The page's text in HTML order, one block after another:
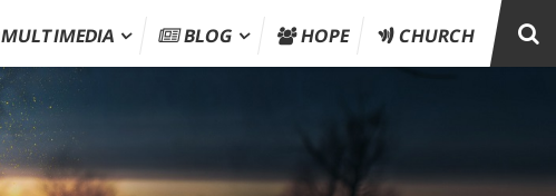
MULTIMEDIA BLOG HOPE CHURCH